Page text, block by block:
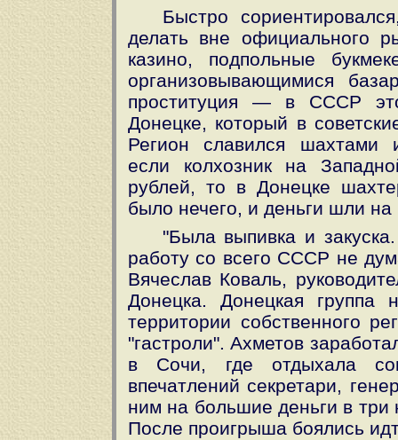
Быстро
делать вне официального
казино, подпольные
организовывающимися
проституция — в СССР
Донецке, который в
Регион славился шахтами
если колхозник на
рублей, то в Донецке
было нечего, и деньги шли на
"Была выпивка и
работу со всего СССР не
Вячеслав Коваль,
Донецка. Донецкая группа
территории собственного
"гастроли". Ахметов
в Сочи, где отдыхала
впечатлений секретари,
ним на большие деньги в три
После проигрыша боялись